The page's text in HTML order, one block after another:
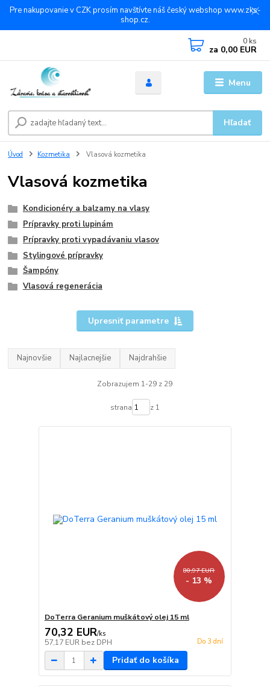
Pre nakupovanie v CZK prosím navštívte náš český webshop www.zks-
shop.cz.
Menu
Hľadať
0 ks
za 0,00 EUR
Úvod Kozmetika Vlasová kozmetika
Vlasová kozmetika
Kondicionéry a balzamy na vlasy
Prípravky proti lupinám
Prípravky proti vypadávaniu vlasov
Stylingové prípravky
Šampóny
Vlasová regenerácia
Upresniť parametre
Najnovšie Najlacnejšie Najdrahšie
Zobrazujem 1-29 z 29
strana z 1
80,97 EUR
- 13 %
DoTerra Geranium muškátový olej 15 ml
70,32 EUR/ks
57,17 EUR bez DPH Do 3 dní
Pridať do košíka